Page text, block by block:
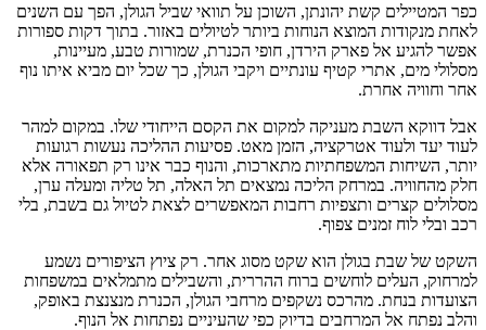
כפר המטיילים קשת יהונתן, השוכן על תוואי שביל הגולן, הפך עם השנים
לאחת מנקודות המוצא הנוחות ביותר לטיולים באזור. בתוך דקות ספורות
אפשר להגיע אל פארק הירדן, חופי הכנרת, שמורות טבע, מעיינות,
מסלולי מים, אתרי קטיף עונתיים ויקבי הגולן, כך שכל יום מביא איתו נוף
אחר וחוויה אחרת.
אבל דווקא השבת מעניקה למקום את הקסם הייחודי שלו. במקום למהר
לעוד יעד ולעוד אטרקציה, הזמן מאט. פסיעות ההליכה נעשות רגועות
יותר, השיחות המשפחתיות מתארכות, והנוף כבר אינו רק תפאורה אלא
חלק מהחוויה. במרחק הליכה נמצאים תל האלה, תל טליה ומעלה ערן,
מסלולים קצרים ותצפיות רחבות המאפשרים לצאת לטיול גם בשבת, בלי
רכב ובלי לוח זמנים צפוף.
השקט של שבת בגולן הוא שקט מסוג אחר. רק ציוץ הציפורים נשמע
למרחוק, העלים לוחשים ברוח ההררית, והשבילים מתמלאים במשפחות
הצועדות בנחת. מהרכס נשקפים מרחבי הגולן, הכנרת מנצנצת באופק,
והלב נפתח אל המרחבים בדיוק כפי שהעיניים נפתחות אל הנוף.